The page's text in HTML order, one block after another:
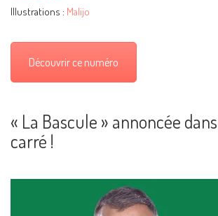
Illustrations : Malijo
Découvrir ce numéro
« La Bascule » annoncée
carré !